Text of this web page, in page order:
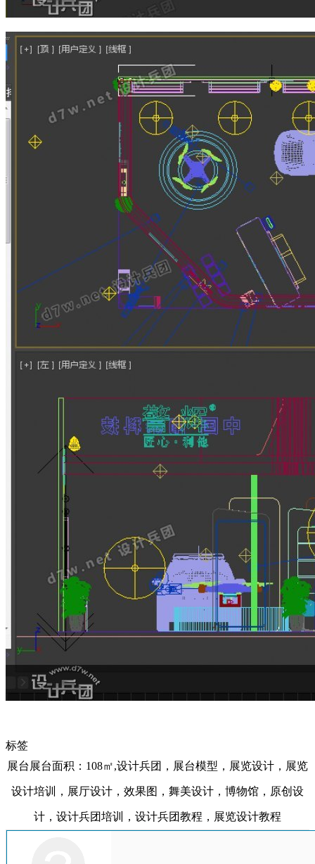
标签
展台展台面积：108㎡,设计兵团，展台模型，展览设计，展览
设计培训，展厅设计，效果图，舞美设计，博物馆，原创设
计，设计兵团培训，设计兵团教程，展览设计教程